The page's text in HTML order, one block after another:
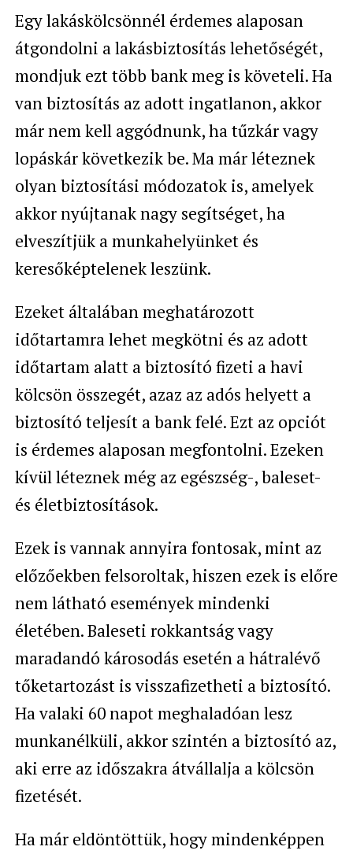
Egy lakáskölcsönnél érdemes alaposan
átgondolni a lakásbiztosítás lehetőségét,
mondjuk ezt több bank meg is követeli. Ha
van biztosítás az adott ingatlanon, akkor
már nem kell aggódnunk, ha tűzkár vagy
lopáskár következik be. Ma már léteznek
olyan biztosítási módozatok is, amelyek
akkor nyújtanak nagy segítséget, ha
elveszítjük a munkahelyünket és
keresőképtelenek leszünk.
Ezeket általában meghatározott
időtartamra lehet megkötni és az adott
időtartam alatt a biztosító fizeti a havi
kölcsön összegét, azaz az adós helyett a
biztosító teljesít a bank felé. Ezt az opciót
is érdemes alaposan megfontolni. Ezeken
kívül léteznek még az egészség-, baleset-
és életbiztosítások.
Ezek is vannak annyira fontosak, mint az
előzőekben felsoroltak, hiszen ezek is előre
nem látható események mindenki
életében. Baleseti rokkantság vagy
maradandó károsodás esetén a hátralévő
tőketartozást is visszafizetheti a biztosító.
Ha valaki 60 napot meghaladóan lesz
munkanélküli, akkor szintén a biztosító az,
aki erre az időszakra átvállalja a kölcsön
fizetését.
Ha már eldöntöttük, hogy mindenképpen